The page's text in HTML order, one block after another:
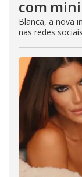
com
Blanca, a nova
nas redes sociais